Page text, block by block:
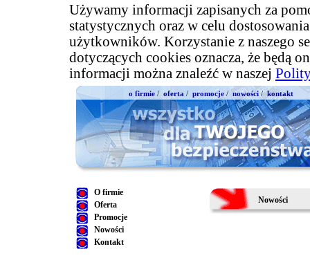
Używamy informacji zapisanych za
statystycznych oraz w celu
użytkowników. Korzystanie z naszego
dotyczących cookies oznacza, że będą
informacji można znaleźć w naszej
o firmie / oferta / promocje /nowości/kontakt
O firmie
Oferta
Promocje
Nowości
Kontakt
Nowości